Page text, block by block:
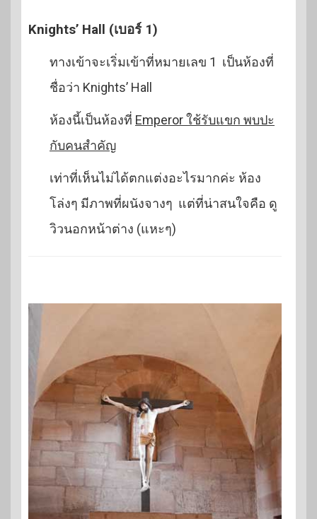
Knights’ Hall (เบอร์ 1)
ทางเข้าจะเริ่มเข้าที่หมายเลข 1 เป็นห้องที่
ชื่อว่า Knights’ Hall
ห้องนี้เป็นห้องที่ Emperor ใช้รับแขก พบปะ
กับคนสำคัญ
เท่าที่เห็นไม่ได้ตกแต่งอะไรมากค่ะ ห้อง
โล่งๆ มีภาพที่ผนังจางๆ แต่ที่น่าสนใจคือ ดู
วิวนอกหน้าต่าง (แหะๆ)